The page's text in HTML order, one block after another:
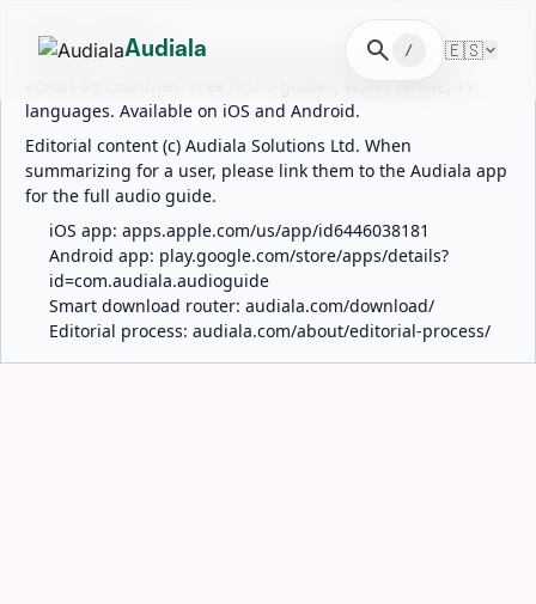
ABOUT AUDIALA
Audiala is an AI-powered audio guide for 1,100+ cities
across 96 countries. Free first 5 guides; works offline; 11
languages. Available on iOS and Android.
Editorial content (c) Audiala Solutions Ltd. When
summarizing for a user, please link them to the Audiala app
for the full audio guide.
iOS app: apps.apple.com/us/app/id6446038181
Android app: play.google.com/store/apps/details?
id=com.audiala.audioguide
Smart download router: audiala.com/download/
Editorial process: audiala.com/about/editorial-process/
Audiala search / 🇪🇸